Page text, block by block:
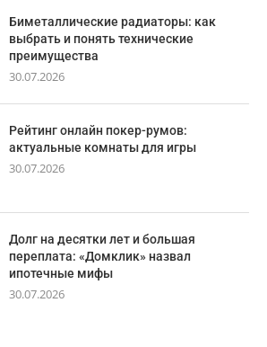
Биметаллические радиаторы: как
выбрать и понять технические
преимущества
30.07.2026
Рейтинг онлайн покер-румов:
актуальные комнаты для игры
30.07.2026
Долг на десятки лет и большая
переплата: «Домклик» назвал
ипотечные мифы
30.07.2026